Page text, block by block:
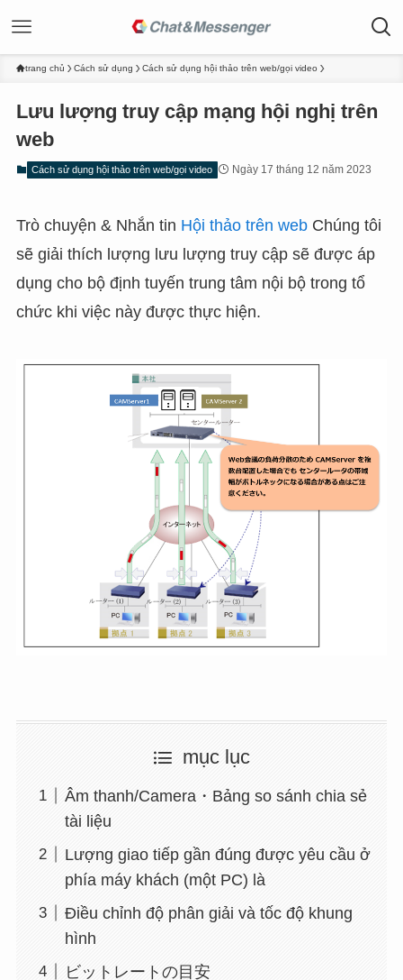
trang chủ Cách sử dụng Cách sử dụng hội thảo trên web/gọi video
Lưu lượng truy cập mạng hội nghị trên
web
Cách sử dụng hội thảo trên web/gọi video Ngày 17 tháng 12 năm 2023
Trò chuyện & Nhắn tin Hội thảo trên webChúng tôi
sẽ giải thích lượng lưu lượng truy cập sẽ được áp
dụng cho bộ định tuyến trung tâm nội bộ trong tổ
chức khi việc này được thực hiện.
mục lục
Âm thanh/Camera・Bảng so sánh chia sẻ
tài liệu
Lượng giao tiếp gần đúng được yêu cầu ở
phía máy khách (một PC) là
Điều chỉnh độ phân giải và tốc độ khung
hình
ビットレートの目安